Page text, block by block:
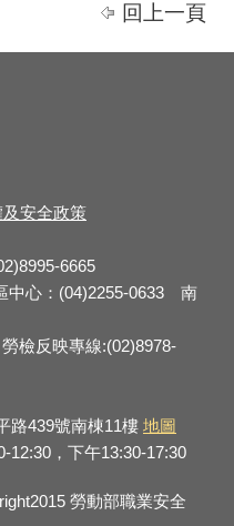
回上一頁
及安全政策
6665
中心：(04)2255-0633 南
檢反映專線:(02)8978-
路439號南棟11樓 地圖
12:30，下午13:30-17:30
勞動部職業安全